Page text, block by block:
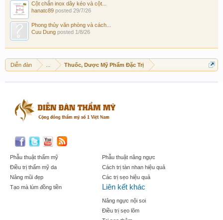
Cột chắn inox dây kéo và cột...
hanatc89 posted 29/7/26
Phong thủy văn phòng và cách...
Cuu Dung posted 1/8/26
Diễn đàn Thuốc, Dược Mỹ Phẩm Đặc Trị
Phẫu thuật thẩm mỹ
Điều trị thẩm mỹ da
Nâng mũi đẹp
Tạo mà lúm đồng tiền
Phẫu thuật nâng ngực
Cách trị tàn nhan hiệu quả
Các trị sẹo hiệu quả
Liên kết khác
Nâng ngực nội soi
Điều trị sẹo lõm